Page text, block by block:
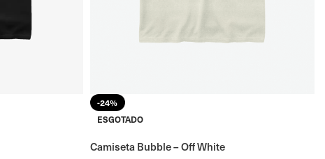
-24%
ESGOTADO
Camiseta Bubble – Off White